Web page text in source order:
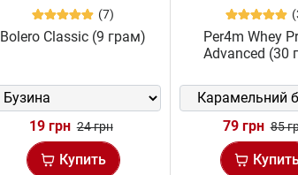
(7)
Bolero Classic (9 грам)
19 грн 24 грн
Купить
Per4m Whey
Advanced (30
79 грн 85